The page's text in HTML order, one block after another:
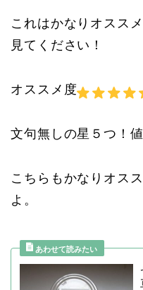
これはかなりオスス
見てください！
オススメ度
文句無しの星５つ！
こちらもかなりオス
よ。